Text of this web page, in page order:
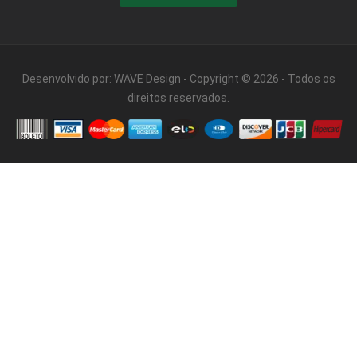
Desenvolvido por: WAVE Design - Copyright © 2026 - Todos os
direitos reservados.